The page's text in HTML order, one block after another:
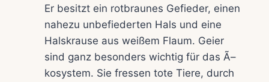
Er besitzt ein rotbraunes Gefieder, einen
nahezu unbefiederten Hals und eine
Halskrause aus weißem Flaum. Geier
sind ganz besonders wichtig für das Ã–
kosystem. Sie fressen tote Tiere, durch